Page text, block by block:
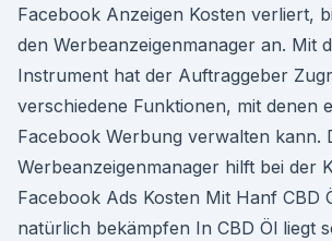
Facebook Anzeigen Kosten verliert,
den Werbeanzeigenmanager an. Mit
Instrument hat der Auftraggeber
verschiedene Funktionen, mit denen
Facebook Werbung verwalten kann.
Werbeanzeigenmanager hilft bei der
Facebook Ads Kosten Mit Hanf CBD
natürlich bekämpfen In CBD Öl liegt